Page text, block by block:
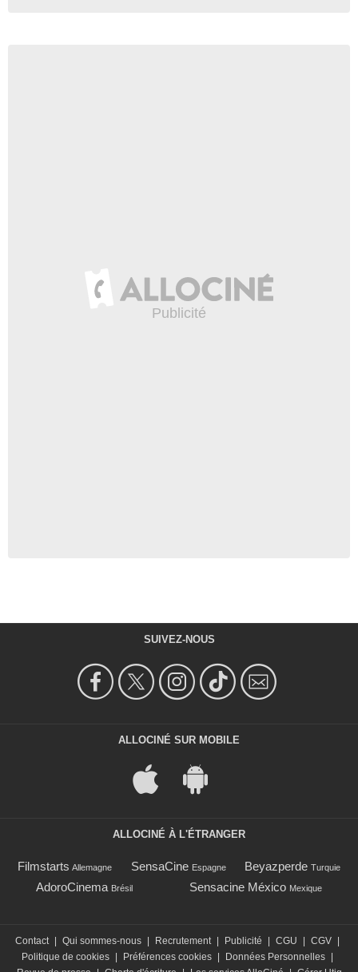
SUIVEZ-NOUS
ALLOCINÉ SUR MOBILE
ALLOCINÉ À L'ÉTRANGER
Filmstarts Allemagne SensaCine Espagne Beyazperde Turquie
AdoroCinema Brésil Sensacine México Mexique
Contact Qui sommes-nous Recrutement Publicité CGU CGV
Politique de cookies
Préférences cookies Données Personnelles